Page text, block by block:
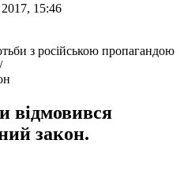
15:46
відмовився
закон.